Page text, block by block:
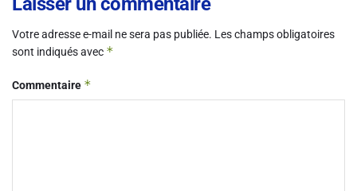
Votre adresse e-mail ne sera pas publiée. Les champs obligatoires
sont indiqués avec *
Commentaire *